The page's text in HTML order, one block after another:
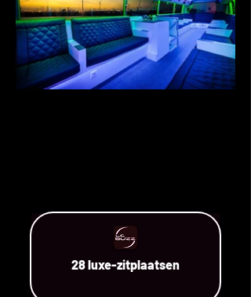
28 luxe-zitplaatsen